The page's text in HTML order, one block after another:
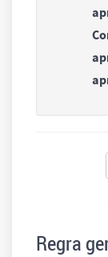
Regra